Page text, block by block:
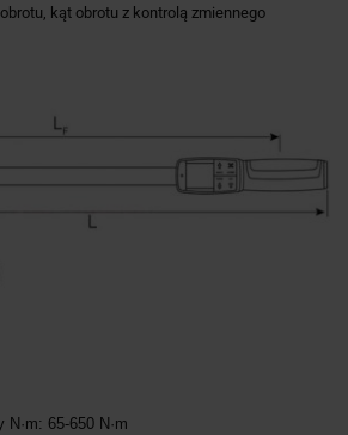
kąt obrotu z kontrolą zmiennego
65-650 N·m